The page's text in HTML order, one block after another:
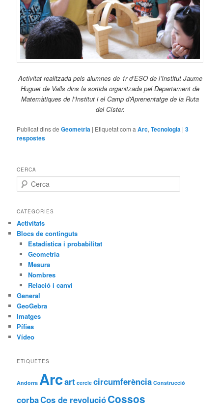
Activitat realitzada pels alumnes de 1r d’ESO de l’Institut Jaume
Huguet de Valls dins la sortida organitzada pel Departament de
Matemàtiques de l’Institut i el Camp d’Aprenentatge de la Ruta
del Císter.
Publicat dins de Geometria | Etiquetat com a Arc,Tecnologia |3
respostes
CERCA
e
c
CATEGORIES
Activitats
Blocs de continguts
Estadística i probabilitat
Geometria
Mesura
Nombres
Relació i canvi
General
GeoGebra
Imatges
Pífies
Vídeo
ETIQUETES
Andorra Arcart cercle circumferència Construcció
corbaCos de revolucióCossos